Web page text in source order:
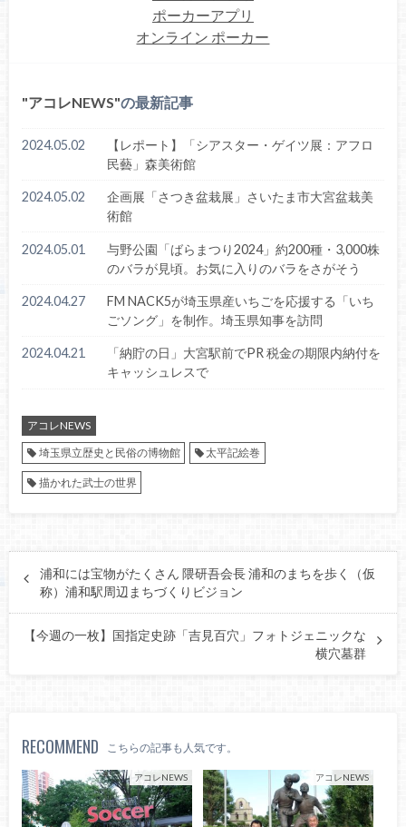
ポーカーアプリ
オンライン ポーカー
アコレNEWS の最新記事
2024.05.02
【レポート】「シアスター・ゲイツ展：アフロ
民藝」森美術館
2024.05.02
企画展「さつき盆栽展」さいたま市大宮盆栽美
術館
2024.05.01
与野公園「ばらまつり2024」約200種・3,000株
のバラが見頃。お気に入りのバラをさがそう
2024.04.27
FM NACK5が埼玉県産いちごを応援する「いち
ごソング」を制作。埼玉県知事を訪問
2024.04.21
「納貯の日」大宮駅前でPR 税金の期限内納付を
キャッシュレスで
アコレNEWS
埼玉県立歴史と民俗の博物館
太平記絵巻
描かれた武士の世界
浦和には宝物がたくさん 隈研吾会長 浦和のまちを歩く（仮
称）浦和駅周辺まちづくりビジョン
【今週の一枚】国指定史跡「吉見百穴」フォトジェニックな
横穴墓群
RECOMMEND こちらの記事も人気です。
アコレNEWS アコレNEWS